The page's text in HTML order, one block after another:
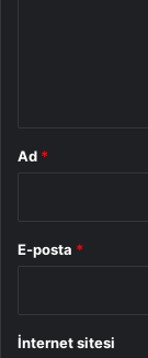
Ad *
E-posta *
İnternet sitesi